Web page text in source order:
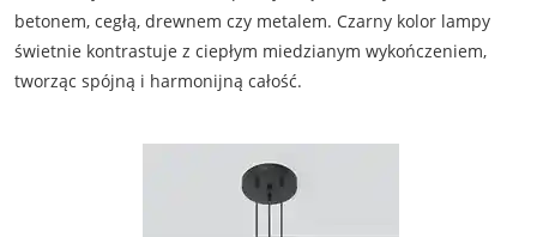
betonem, cegłą, drewnem czy metalem. Czarny kolor lampy
świetnie kontrastuje z ciepłym miedzianym wykończeniem,
tworząc spójną i harmonijną całość.